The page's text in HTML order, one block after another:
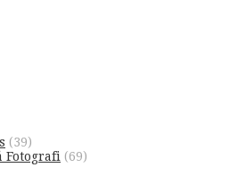
(39)
Fotografi (69)